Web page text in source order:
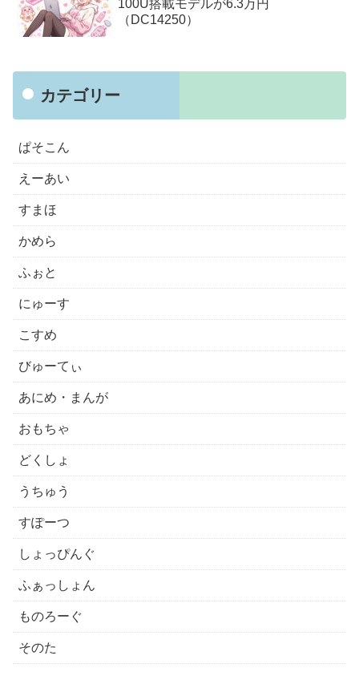
100U搭載モデルが6.3万円
（DC14250）
カテゴリー
ぱそこん
えーあい
すまほ
かめら
ふぉと
にゅーす
こすめ
びゅーてぃ
あにめ・まんが
おもちゃ
どくしょ
うちゅう
すぽーつ
しょっぴんぐ
ふぁっしょん
ものろーぐ
そのた